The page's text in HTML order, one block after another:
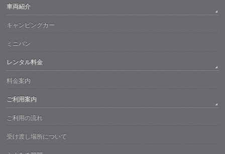
車両紹介
キャンピングカー
ミニバン
レンタル料金
料金案内
ご利用案内
ご利用の流れ
受け渡し場所について